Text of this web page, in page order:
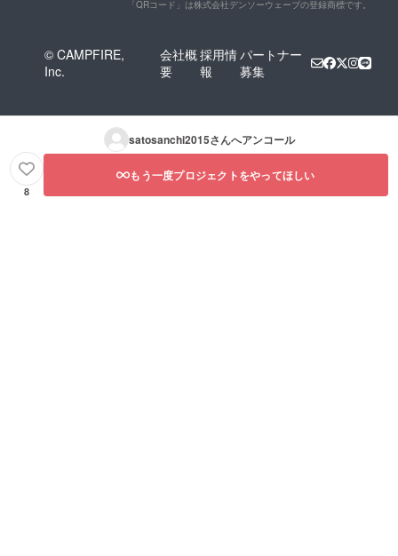
「QRコード」は株式会社デンソーウェーブの登録商標です。
© CAMPFIRE,
Inc.
会社概
要
採用情
報
パートナー
募集
satosanchi2015さんへアンコール
8
もう一度プロジェクトをやってほしい